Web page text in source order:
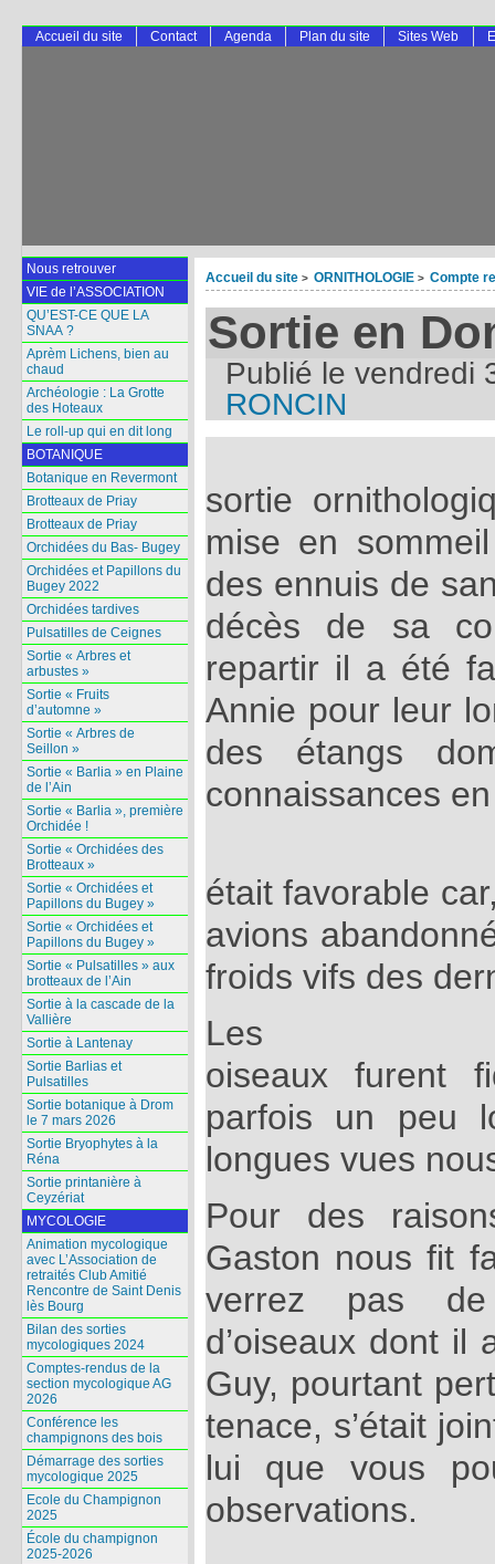
Accueil du site > ORNITHOLOGIE > Compte
Sortie en
Publié le vendredi
RONCIN
sortie
mise en
des ennuis de
décès de sa
repartir il a été
Annie pour leur
des étangs
connaissances
était favorable
avions
froids vifs des
Les
oiseaux furent
parfois un peu
longues vues
Pour des
Gaston nous fit
verrez pas de
d’oiseaux dont il
Guy, pourtant
tenace, s’était
lui que vous
observations.
Accueil du site Contact Agenda Plan du site Sites Web
Nous retrouver
VIE de l’ASSOCIATION
QU’EST-CE QUE LA
SNAA ?
Aprèm Lichens, bien au
chaud
Archéologie : La Grotte
des Hoteaux
Le roll-up qui en dit long
BOTANIQUE
Botanique en Revermont
Brotteaux de Priay
Brotteaux de Priay
Orchidées du Bas- Bugey
Orchidées et Papillons du
Bugey 2022
Orchidées tardives
Pulsatilles de Ceignes
Sortie « Arbres et
arbustes »
Sortie « Fruits
d’automne »
Sortie « Arbres de
Seillon »
Sortie « Barlia » en Plaine
de l’Ain
Sortie « Barlia », première
Orchidée !
Sortie « Orchidées des
Brotteaux »
Sortie « Orchidées et
Papillons du Bugey »
Sortie « Orchidées et
Papillons du Bugey »
Sortie « Pulsatilles » aux
brotteaux de l’Ain
Sortie à la cascade de la
Vallière
Sortie à Lantenay
Sortie Barlias et
Pulsatilles
Sortie botanique à Drom
le 7 mars 2026
Sortie Bryophytes à la
Réna
Sortie printanière à
Ceyzériat
MYCOLOGIE
Animation mycologique
avec L’Association de
retraités Club Amitié
Rencontre de Saint Denis
lès Bourg
Bilan des sorties
mycologiques 2024
Comptes-rendus de la
section mycologique AG
2026
Conférence les
champignons des bois
Démarrage des sorties
mycologique 2025
Ecole du Champignon
2025
École du champignon
2025-2026